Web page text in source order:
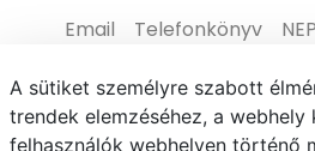
Email Telefonkönyv
Médiaközpont
A sütiket személyre szabott
trendek elemzéséhez, a webhely
felhasználók webhelyen történő